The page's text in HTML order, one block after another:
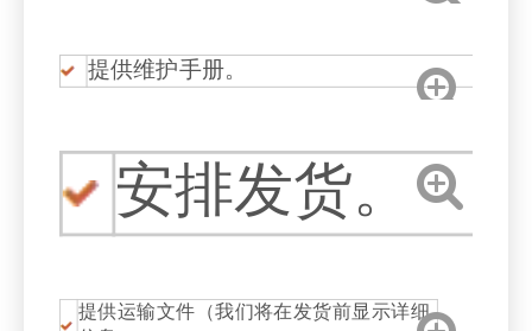
提供维护手册。
安排发货。
提供运输文件（我们将在发货前显示详细